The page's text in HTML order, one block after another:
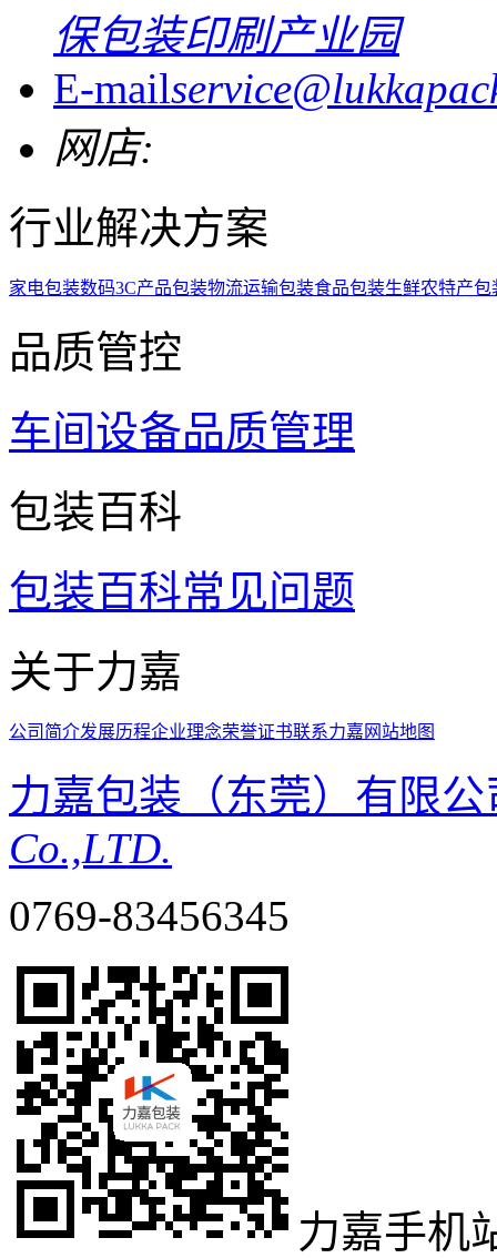
保包装印刷产业园
E-mail
网店:
行业解决方案
家电包装数码3C产品包装物流运输包装食品包装生鲜农特产包
品质管控
车间设备品质管理
包装百科
包装百科常见问题
关于力嘉
公司简介发展历程企业理念荣誉证书联系力嘉 网站地图
力嘉包装（东莞）有限
Co.,LTD.
0769-83456345
力嘉手机